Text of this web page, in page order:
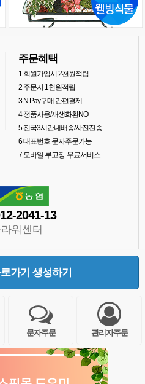
주문혜택
1회원가입시 2천원적립
2주문시 1천원적립
3N Pay구매 간편결제
4정품사용/재생화환NO
5전국3시간내배송/사진전송
6대표번호 문자주문가능
7모바일 부고장-무료서비스
2041-13
워센터
가기 생성하기
문자주문 관리자주문